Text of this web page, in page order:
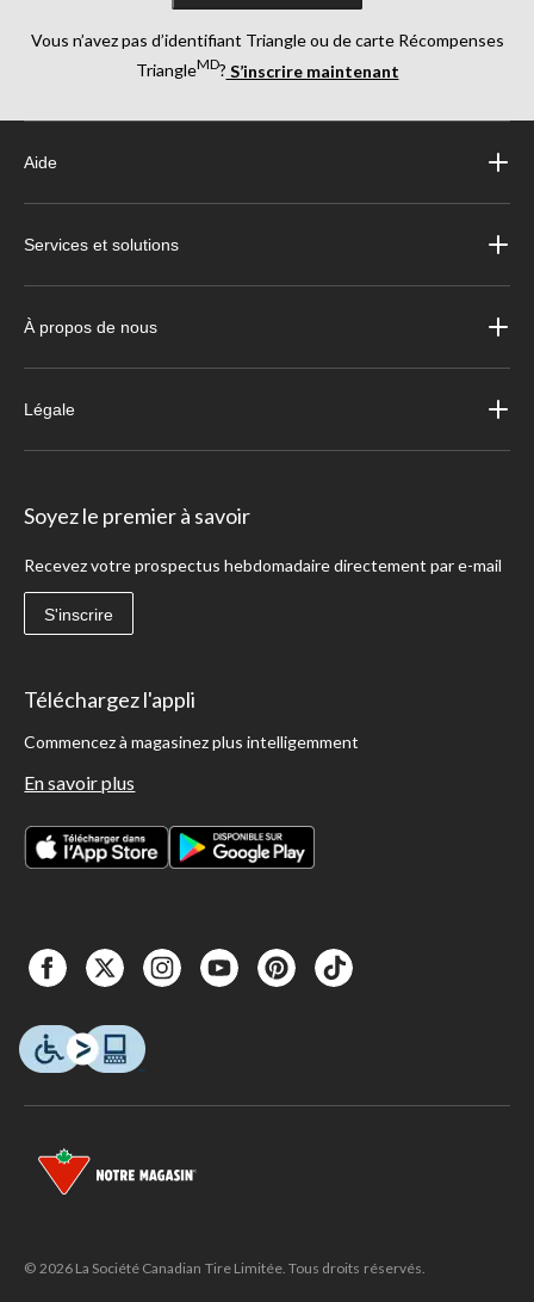
Vous n’avez pas d’identifiant Triangle ou de carte Récompenses
TriangleMD? S’inscrire maintenant
Aide
Services et solutions
À propos de nous
Légale
Soyez le premier à savoir
Recevez votre prospectus hebdomadaire directement par e-mail
S'inscrire
Téléchargez l'appli
Commencez à magasinez plus intelligemment
En savoir plus
© 2026 La Société Canadian Tire Limitée. Tous droits réservés.